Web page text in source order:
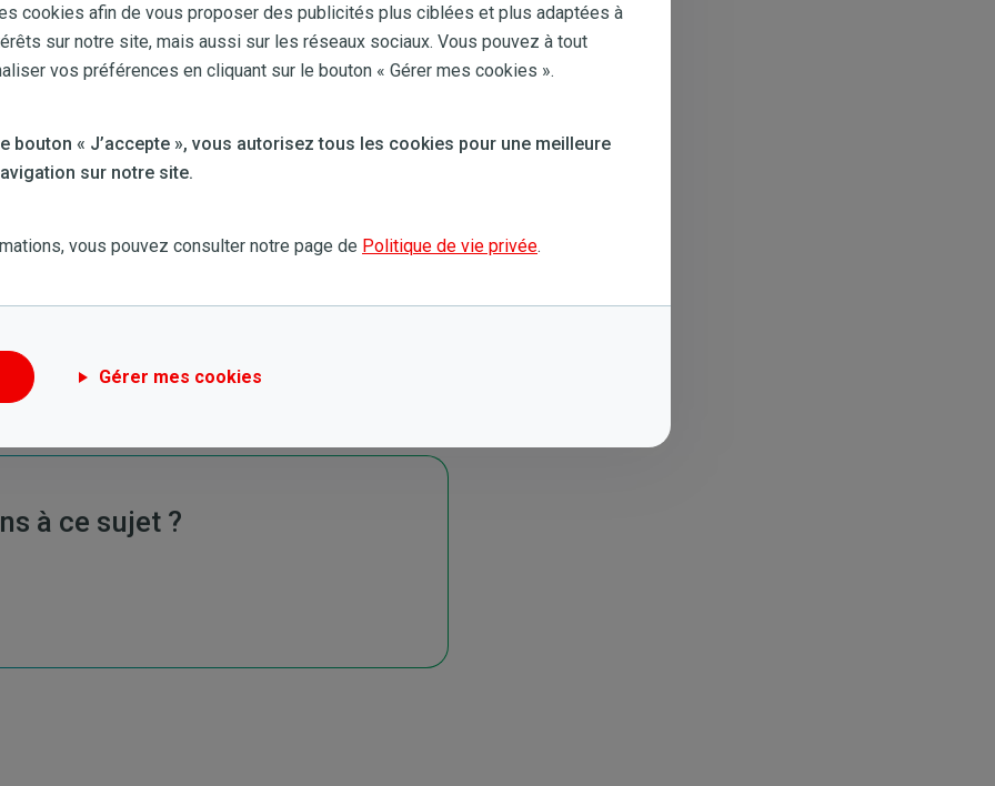
et inversement.
de réseau pourra identifier plus rapidement les
obsolète
à budget classiques sont remplacés par des
par région
cette évolution est progressive. Ores, Resa, Fluvius
mais selon un timing différent. Découvrez
votre compteur intelligent
à ce sujet ?
cookies afin de vous proposer des publicités plus ciblées et plus adaptées à
sur notre site, mais aussi sur les réseaux sociaux. Vous pouvez à tout
vos préférences en cliquant sur le bouton « Gérer mes cookies ».
bouton « J’accepte », vous autorisez tous les cookies pour une meilleure
sur notre site.
vous pouvez consulter notre page de Politique de vie privée.
Gérer mes cookies